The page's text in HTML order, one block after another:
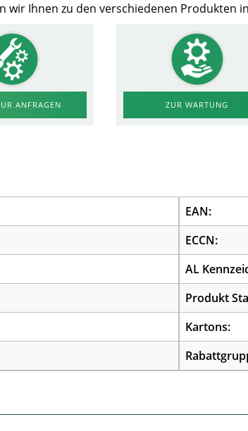
wir Ihnen zu den verschiedenen
ANFRAGEN ZUR WARTUNG
EAN:
ECCN:
AL
Produkt
Kartons: